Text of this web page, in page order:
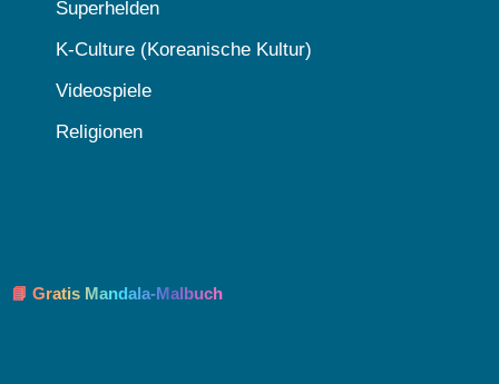
Superhelden
K-Culture (Koreanische Kultur)
Videospiele
Religionen
📘 Gratis Mandala-Malbuch